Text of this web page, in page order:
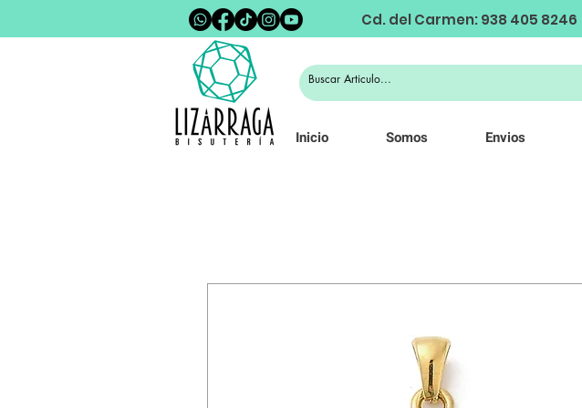
Cd. del Carmen: 938 405 8246
Inicio Somos Envios